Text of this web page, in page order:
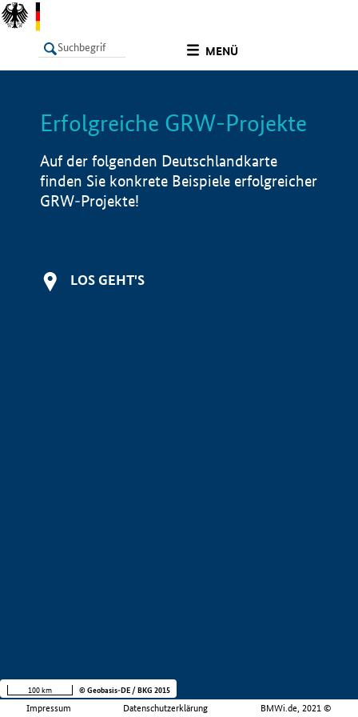
MENÜ
LISTE Info
Erfolgreiche GRW-Projekte
Auf der folgenden Deutschlandkarte
finden Sie konkrete Beispiele erfolgreicher
GRW-Projekte!
LOS GEHT'S
Impressum Datenschutzerklärung BMWi.de, 2021 ©
100 km © Geobasis-DE / BKG 2015